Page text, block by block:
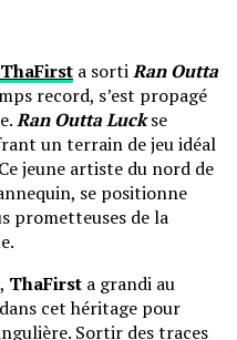
ThaFirst a sortiRan Outta
record, s’est propagé
Ran Outta Luckse
un terrain de jeu idéal
jeune artiste du nord de
se positionne
prometteuses de la
, ThaFirst a grandi au
cet héritage pour
Sortir des traces